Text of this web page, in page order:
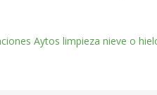
Aytos limpieza nieve o